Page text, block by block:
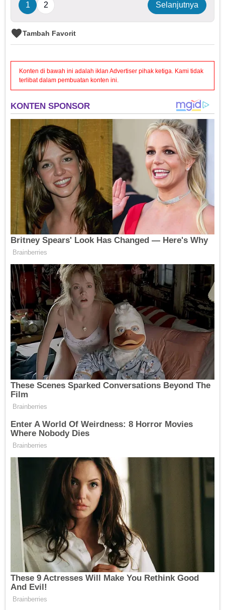
1
2 Selanjutnya
Tambah Favorit
Konten di bawah ini adalah iklan Advertiser pihak ketiga. Kami tidak
terlibat dalam pembuatan konten ini.